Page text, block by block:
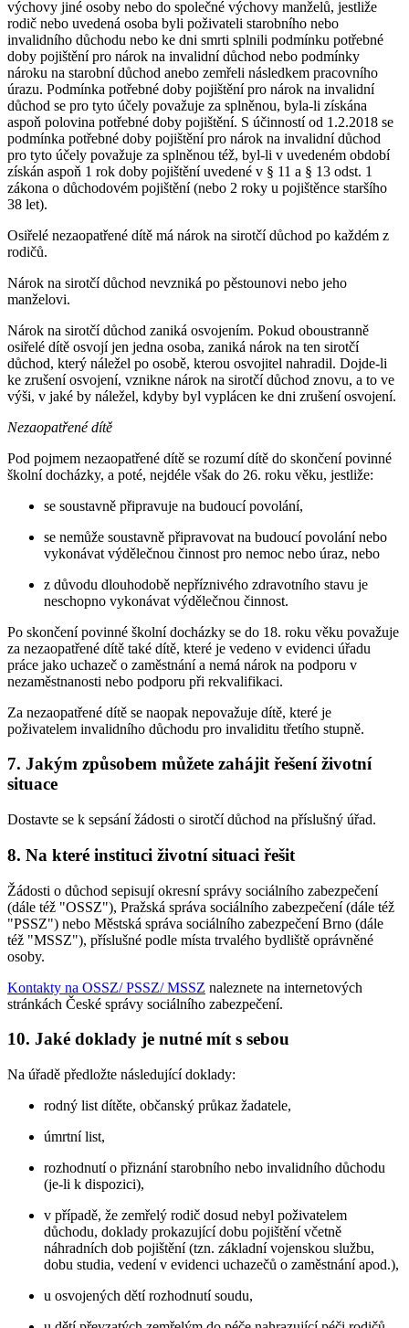
výchovy jiné osoby nebo do společné výchovy manželů, jestliže
rodič nebo uvedená osoba byli poživateli starobního nebo
invalidního důchodu nebo ke dni smrti splnili podmínku potřebné
doby pojištění pro nárok na invalidní důchod nebo podmínky
nároku na starobní důchod anebo zemřeli následkem pracovního
úrazu. Podmínka potřebné doby pojištění pro nárok na invalidní
důchod se pro tyto účely považuje za splněnou, byla-li získána
aspoň polovina potřebné doby pojištění. S účinností od 1.2.2018 se
podmínka potřebné doby pojištění pro nárok na invalidní důchod
pro tyto účely považuje za splněnou též, byl-li v uvedeném období
získán aspoň 1 rok doby pojištění uvedené v § 11 a § 13 odst. 1
zákona o důchodovém pojištění (nebo 2 roky u pojištěnce staršího
38 let).
Osiřelé nezaopatřené dítě má nárok na sirotčí důchod po každém z
rodičů.
Nárok na sirotčí důchod nevzniká po pěstounovi nebo jeho
manželovi.
Nárok na sirotčí důchod zaniká osvojením. Pokud oboustranně
osiřelé dítě osvojí jen jedna osoba, zaniká nárok na ten sirotčí
důchod, který náležel po osobě, kterou osvojitel nahradil. Dojde-li
ke zrušení osvojení, vznikne nárok na sirotčí důchod znovu, a to ve
výši, v jaké by náležel, kdyby byl vyplácen ke dni zrušení osvojení.
Nezaopatřené dítě
Pod pojmem nezaopatřené dítě se rozumí dítě do skončení povinné
školní docházky, a poté, nejdéle však do 26. roku věku, jestliže:
se soustavně připravuje na budoucí povolání,
se nemůže soustavně připravovat na budoucí povolání nebo
vykonávat výdělečnou činnost pro nemoc nebo úraz, nebo
z důvodu dlouhodobě nepříznivého zdravotního stavu je
neschopno vykonávat výdělečnou činnost.
Po skončení povinné školní docházky se do 18. roku věku považuje
za nezaopatřené dítě také dítě, které je vedeno v evidenci úřadu
práce jako uchazeč o zaměstnání a nemá nárok na podporu v
nezaměstnanosti nebo podporu při rekvalifikaci.
Za nezaopatřené dítě se naopak nepovažuje dítě, které je
poživatelem invalidního důchodu pro invaliditu třetího stupně.
7. Jakým způsobem můžete zahájit řešení životní
situace
Dostavte se k sepsání žádosti o sirotčí důchod na příslušný úřad.
8. Na které instituci životní situaci řešit
Žádosti o důchod sepisují okresní správy sociálního zabezpečení
(dále též "OSSZ"), Pražská správa sociálního zabezpečení (dále též
"PSSZ") nebo Městská správa sociálního zabezpečení Brno (dále
též "MSSZ"), příslušné podle místa trvalého bydliště oprávněné
osoby.
Kontakty na OSSZ/ PSSZ/ MSSZ naleznete na internetových
stránkách České správy sociálního zabezpečení.
10. Jaké doklady je nutné mít s sebou
Na úřadě předložte následující doklady:
rodný list dítěte, občanský průkaz žadatele,
úmrtní list,
rozhodnutí o přiznání starobního nebo invalidního důchodu
(je-li k dispozici),
v případě, že zemřelý rodič dosud nebyl poživatelem
důchodu, doklady prokazující dobu pojištění včetně
náhradních dob pojištění (tzn. základní vojenskou službu,
dobu studia, vedení v evidenci uchazečů o zaměstnání apod.),
u osvojených dětí rozhodnutí soudu,